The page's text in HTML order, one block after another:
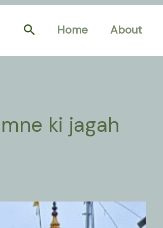
SearchHome About
ki jagah